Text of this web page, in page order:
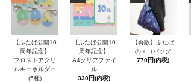
【ふたば公開10
周年記念】
フロストアクリ
ルキーホルダー
(5種)
【ふたば公開10
周年記念】
A4クリアファイ
ル
330円(内税)
【再販】ふたば
のエコバッグ
770円(内税)